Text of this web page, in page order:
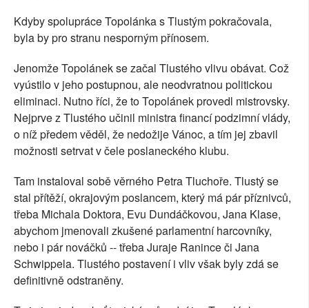
Kdyby spolupráce Topolánka s Tlustým pokračovala,
byla by pro stranu nesporným přínosem.
Jenomže Topolánek se začal Tlustého vlivu obávat. Což
vyústilo v jeho postupnou, ale neodvratnou politickou
eliminaci. Nutno říci, že to Topolánek provedl mistrovsky.
Nejprve z Tlustého učinil ministra financí podzimní vlády,
o níž předem věděl, že nedožije Vánoc, a tím jej zbavil
možnosti setrvat v čele poslaneckého klubu.
Tam instaloval sobě věrného Petra Tluchoře. Tlustý se
stal přítěží, okrajovým poslancem, který má pár příznivců,
třeba Michala Doktora, Evu Dundáčkovou, Jana Klase,
abychom jmenovali zkušené parlamentní harcovníky,
nebo i pár nováčků -- třeba Juraje Ranince či Jana
Schwippela. Tlustého postavení i vliv však byly zdá se
definitivně odstraněny.